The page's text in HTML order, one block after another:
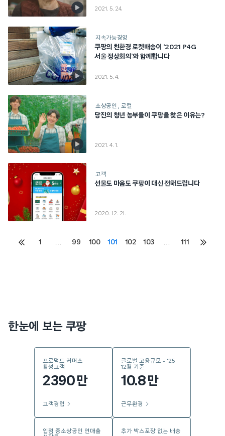
2021. 5. 24.
지속가능경영
쿠팡의 친환경 로켓배송이 ‘2021 P4G
서울 정상회의’와 함께합니다
2021. 5. 4.
소상공인 로컬
당진의 청년 농부들이 쿠팡을 찾은 이유는?
2021. 4. 1.
고객
선물도 마음도 쿠팡이 대신 전해드립니다
2020. 12. 21.
Posts
이전
1 … 99 100 101 102 103 … 111
다음
한눈에 보는 쿠팡
프로덕트 커머스
활성고객
2390만
고객경험
글로벌 고용규모 - '25
12월 기준
10.8만
근무환경
입점 중소상공인 연매출
추가 박스포장 없는 배송